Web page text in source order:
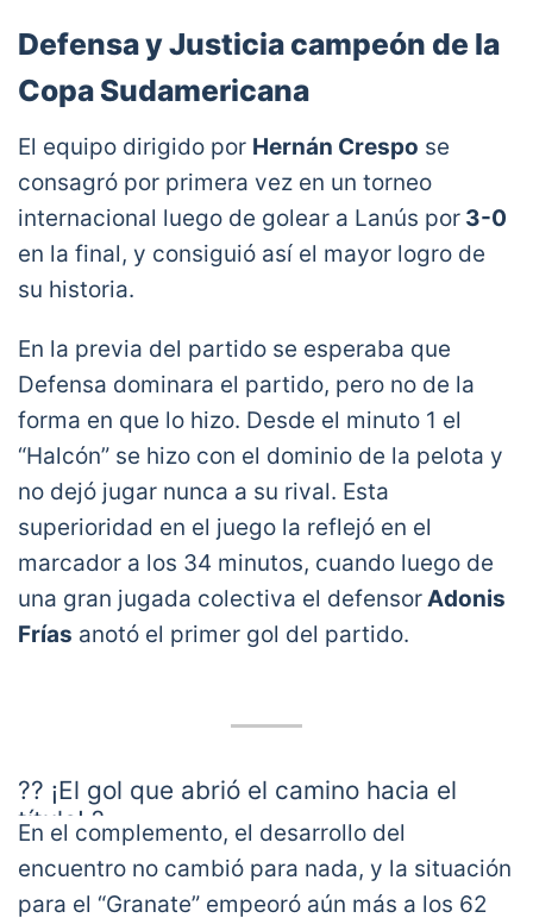
Defensa y Justicia campeón de la
Copa Sudamericana
El equipo dirigido por Hernán Crespo se
consagró por primera vez en un torneo
internacional luego de golear a Lanús por 3-0
en la final, y consiguió así el mayor logro de
su historia.
En la previa del partido se esperaba que
Defensa dominara el partido, pero no de la
forma en que lo hizo. Desde el minuto 1 el
“Halcón” se hizo con el dominio de la pelota y
no dejó jugar nunca a su rival. Esta
superioridad en el juego la reflejó en el
marcador a los 34 minutos, cuando luego de
una gran jugada colectiva el defensorAdonis
Frías anotó el primer gol del partido.
?? ¡El gol que abrió el camino hacia el
título! ?
⚽️?? Adonis Frías marcó el primer tanto
En el complemento, el desarrollo del
encuentro no cambió para nada, y la situación
para el “Granate” empeoró aún más a los 62